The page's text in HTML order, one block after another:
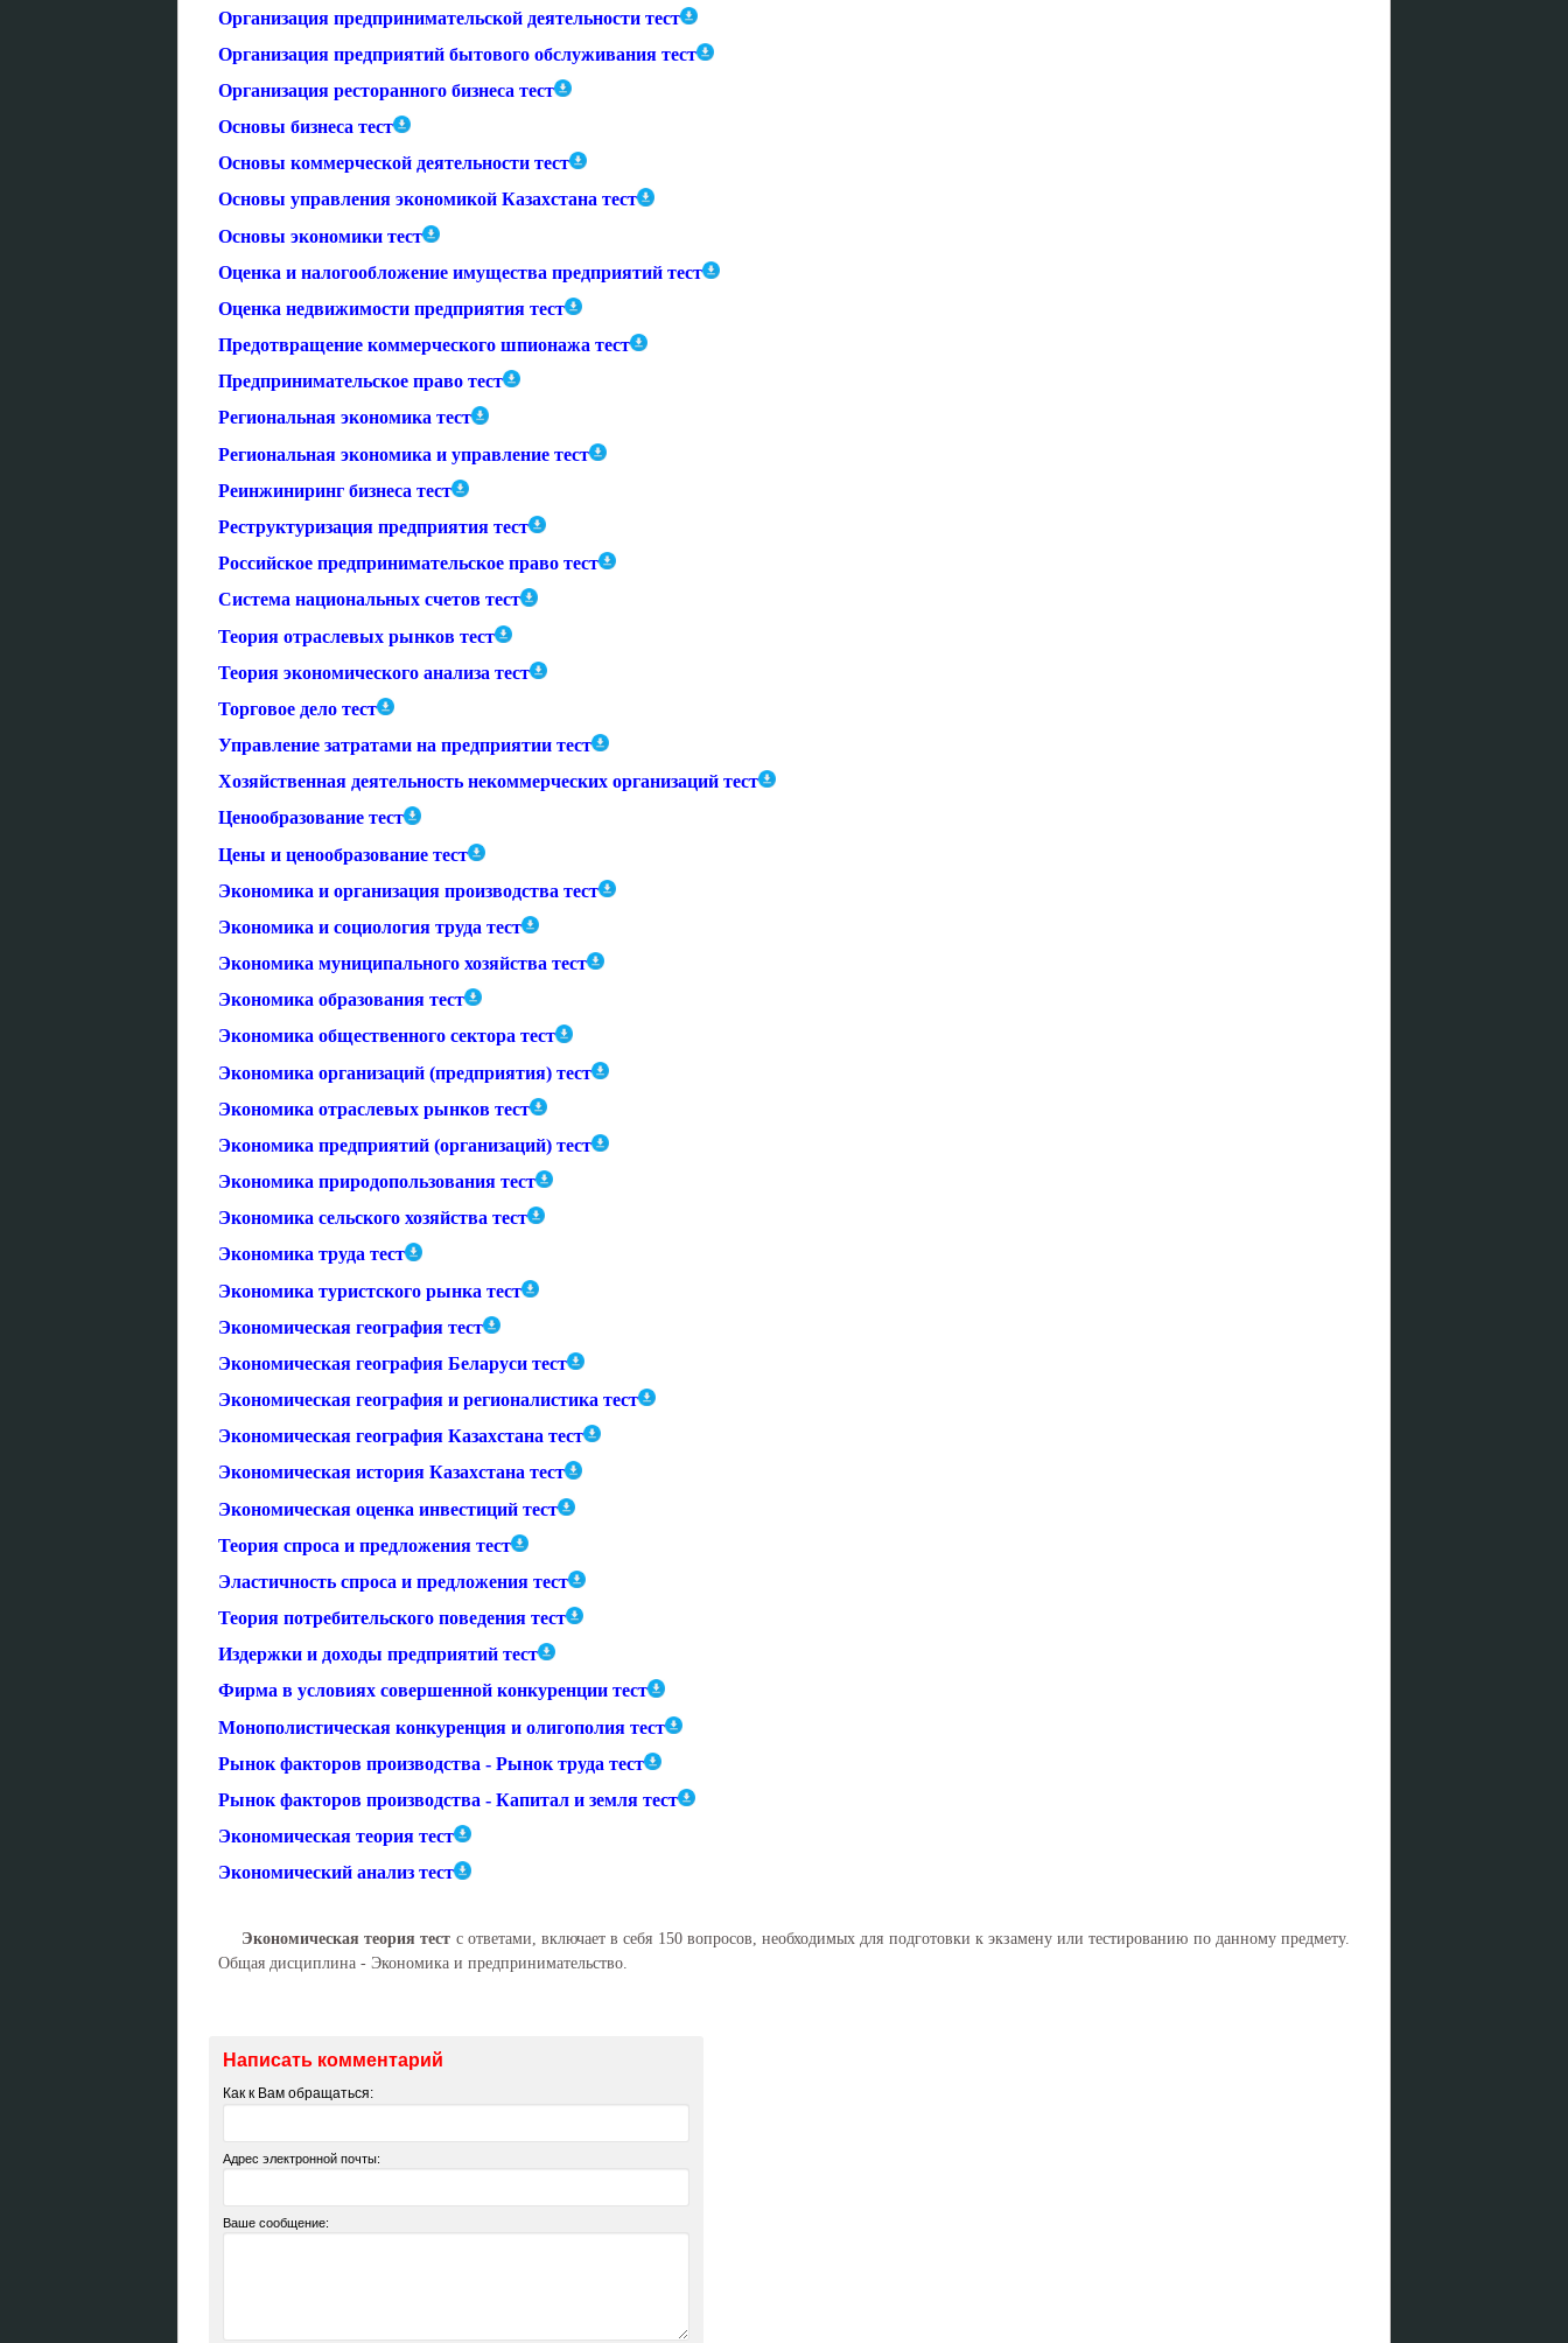
Организация предпринимательской деятельности тест
Организация предприятий бытового обслуживания тест
Организация ресторанного бизнеса тест
Основы бизнеса тест
Основы коммерческой деятельности тест
Основы управления экономикой Казахстана тест
Основы экономики тест
Оценка и налогообложение имущества предприятий тест
Оценка недвижимости предприятия тест
Предотвращение коммерческого шпионажа тест
Предпринимательское право тест
Региональная экономика тест
Региональная экономика и управление тест
Реинжиниринг бизнеса тест
Реструктуризация предприятия тест
Российское предпринимательское право тест
Система национальных счетов тест
Теория отраслевых рынков тест
Теория экономического анализа тест
Торговое дело тест
Управление затратами на предприятии тест
Хозяйственная деятельность некоммерческих организаций тест
Ценообразование тест
Цены и ценообразование тест
Экономика и организация производства тест
Экономика и социология труда тест
Экономика муниципального хозяйства тест
Экономика образования тест
Экономика общественного сектора тест
Экономика организаций (предприятия) тест
Экономика отраслевых рынков тест
Экономика предприятий (организаций) тест
Экономика природопользования тест
Экономика сельского хозяйства тест
Экономика труда тест
Экономика туристского рынка тест
Экономическая география тест
Экономическая география Беларуси тест
Экономическая география и регионалистика тест
Экономическая география Казахстана тест
Экономическая история Казахстана тест
Экономическая оценка инвестиций тест
Теория спроса и предложения тест
Эластичность спроса и предложения тест
Теория потребительского поведения тест
Издержки и доходы предприятий тест
Фирма в условиях совершенной конкуренции тест
Монополистическая конкуренция и олигополия тест
Рынок факторов производства - Рынок труда тест
Рынок факторов производства - Капитал и земля тест
Экономическая теория тест
Экономический анализ тест
Экономическая теория тест с ответами, включает в себя 150 вопросов, необходимых для подготовки к экзамену или тестированию по данному предмету.
Общая дисциплина - Экономика и предпринимательство.
Написать комментарий
Как к Вам обращаться:
Адрес электронной почты:
Ваше сообщение: